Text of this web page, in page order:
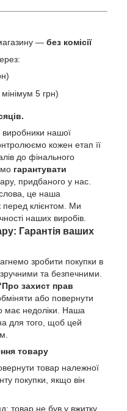
— без комісії
5 грн)
нашої
кожен етап її
до фінального
гарантувати
придбаного у нас.
це наша
перед клієнтом. Ми
наших виробів.
Гарантія ваших
зробити покупки в
та безпечними.
захист прав
або повернути
має недоліки. Наша
для того, щоб цей
товару
товар належної
покупки, якщо він
товар не був у вжитку,